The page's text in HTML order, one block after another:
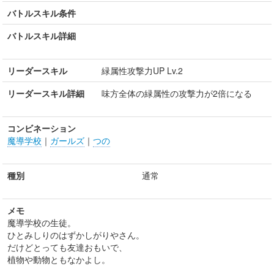
バトルスキル条件
バトルスキル詳細
リーダースキル
緑属性攻撃力UP Lv.2
リーダースキル詳細
味方全体の緑属性の攻撃力が2倍になる
コンビネーション
魔導学校 ｜ ガールズ ｜ つの
種別 通常
メモ
魔導学校の生徒。
ひとみしりのはずかしがりやさん。
だけどとっても友達おもいで、
植物や動物ともなかよし。